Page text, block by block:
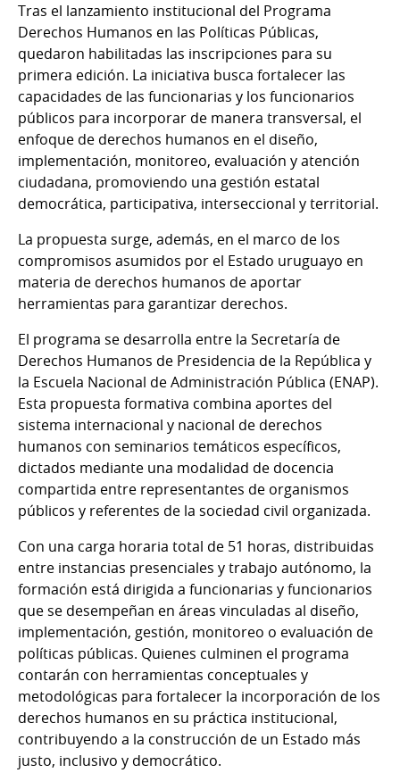
Tras el lanzamiento institucional del Programa
Derechos Humanos en las Políticas Públicas,
quedaron habilitadas las inscripciones para su
primera edición. La iniciativa busca fortalecer las
capacidades de las funcionarias y los funcionarios
públicos para incorporar de manera transversal, el
enfoque de derechos humanos en el diseño,
implementación, monitoreo, evaluación y atención
ciudadana, promoviendo una gestión estatal
democrática, participativa, interseccional y territorial.
La propuesta surge, además, en el marco de los
compromisos asumidos por el Estado uruguayo en
materia de derechos humanos de aportar
herramientas para garantizar derechos.
El programa se desarrolla entre la Secretaría de
Derechos Humanos de Presidencia de la República y
la Escuela Nacional de Administración Pública (ENAP).
Esta propuesta formativa combina aportes del
sistema internacional y nacional de derechos
humanos con seminarios temáticos específicos,
dictados mediante una modalidad de docencia
compartida entre representantes de organismos
públicos y referentes de la sociedad civil organizada.
Con una carga horaria total de 51 horas, distribuidas
entre instancias presenciales y trabajo autónomo, la
formación está dirigida a funcionarias y funcionarios
que se desempeñan en áreas vinculadas al diseño,
implementación, gestión, monitoreo o evaluación de
políticas públicas. Quienes culminen el programa
contarán con herramientas conceptuales y
metodológicas para fortalecer la incorporación de los
derechos humanos en su práctica institucional,
contribuyendo a la construcción de un Estado más
justo, inclusivo y democrático.